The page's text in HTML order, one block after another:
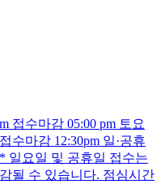
접수마감 05:00 pm 토요
수마감 12:30pm 일·공휴
* 일요일 및 공휴일 접수는
될 수 있습니다. 점심시간